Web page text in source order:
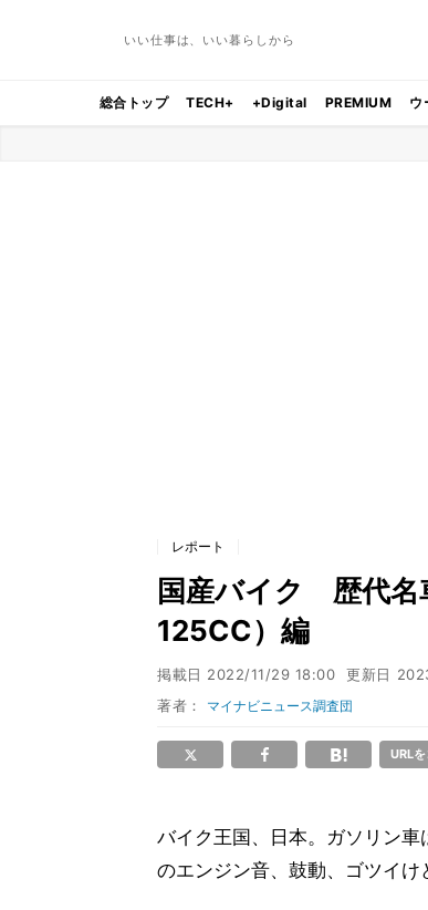
いい仕事は、いい暮らしから
総合トップ TECH+ +Digital PREMIUM ウ
レポート
国産バイク 歴代
125CC）編
掲載日 2022/11/29 18:00 更新日
著者： マイナビニュース調査団
URL
バイク王国、日本。ガソリン
のエンジン音、鼓動、ゴツイけ